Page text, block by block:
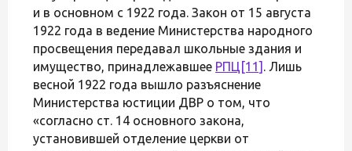
и в основном с 1922 года. Закон от 15 августа
1922 года в ведение Министерства народного
просвещения передавал школьные здания и
имущество, принадлежавшее РПЦ [11] . Лишь
весной 1922 года вышло разъяснение
Министерства юстиции ДВР о том, что
«согласно ст. 14 основного закона,
установившей отделение церкви от